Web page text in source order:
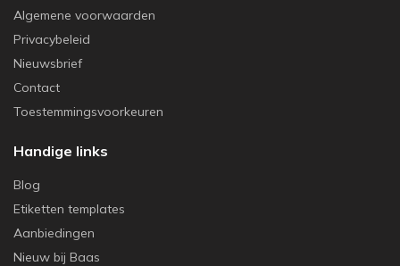
Algemene voorwaarden
Privacybeleid
Nieuwsbrief
Contact
Toestemmingsvoorkeuren
Handige links
Blog
Etiketten templates
Aanbiedingen
Nieuw bij Baas